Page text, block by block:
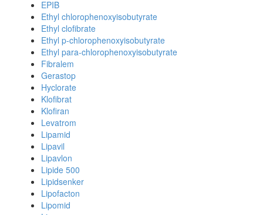
EPIB
Ethyl chlorophenoxyisobutyrate
Ethyl clofibrate
Ethyl p-chlorophenoxyisobutyrate
Ethyl para-chlorophenoxyisobutyrate
Fibralem
Gerastop
Hyclorate
Klofibrat
Klofiran
Levatrom
Lipamid
Lipavil
Lipavlon
Lipide 500
Lipidsenker
Lipofacton
Lipomid